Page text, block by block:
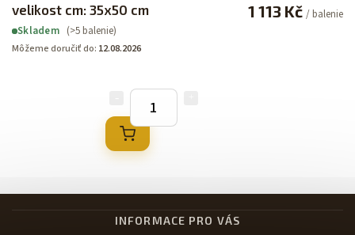
velikost cm: 35x50 cm
Skladem (>5 balenie)
Môžeme doručiť do: 12.08.2026
1 113 Kč / balenie
INFORMACE PRO VÁS